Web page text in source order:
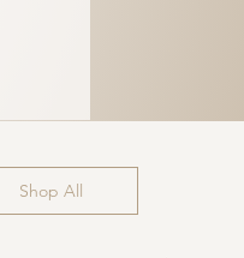
Shop All